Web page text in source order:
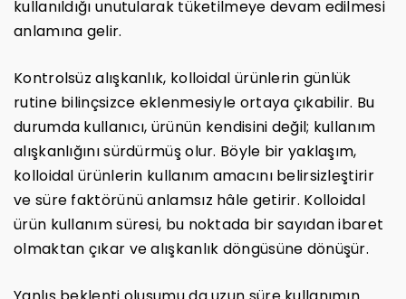
kullanıldığı unutularak tüketilmeye devam edilmesi
anlamına gelir.
Kontrolsüz alışkanlık, kolloidal ürünlerin günlük
rutine bilinçsizce eklenmesiyle ortaya çıkabilir. Bu
durumda kullanıcı, ürünün kendisini değil; kullanım
alışkanlığını sürdürmüş olur. Böyle bir yaklaşım,
kolloidal ürünlerin kullanım amacını belirsizleştirir
ve süre faktörünü anlamsız hâle getirir. Kolloidal
ürün kullanım süresi, bu noktada bir sayıdan ibaret
olmaktan çıkar ve alışkanlık döngüsüne dönüşür.